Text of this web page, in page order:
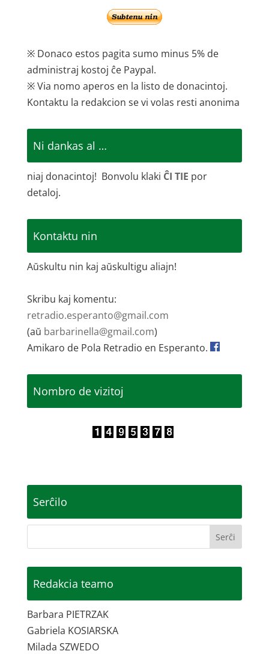
※ Donaco estos pagita sumo minus 5% de
administraj kostoj ĉe Paypal.
※ Via nomo aperos en la listo de donacintoj.
Kontaktu la redakcion se vi volas resti anonima
Ni dankas al …
niaj donacintoj! Bonvolu klaki ĈI TIE por
detaloj.
Kontaktu nin
Aŭskultu nin kaj aŭskultigu aliajn!
Skribu kaj komentu:
retradio.esperanto@gmail.com
(aŭ barbarinella@gmail.com)
Amikaro de Pola Retradio en Esperanto.
Nombro de vizitoj
Serĉilo
Redakcia teamo
Barbara PIETRZAK
Gabriela KOSIARSKA
Milada SZWEDO